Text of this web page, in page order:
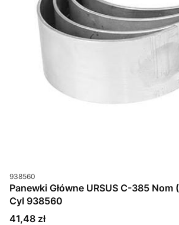
Kod produktu
938560
Panewki Główne URSUS C-385
Cyl 938560
Cena
41,48 zł